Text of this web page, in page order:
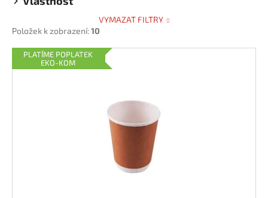
VYMAZAT FILTRY
Položek k zobrazení:10
ý
PLATÍME POPLATEK
EKO-KOM
č
j
e